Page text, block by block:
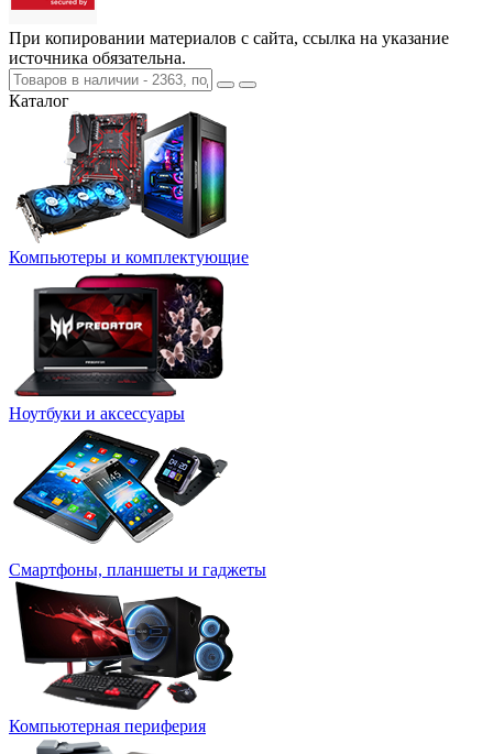
При копировании материалов с сайта, ссылка на указание
источника обязательна.
Каталог
Компьютеры и комплектующие
Ноутбуки и аксессуары
Смартфоны, планшеты и гаджеты
Компьютерная периферия